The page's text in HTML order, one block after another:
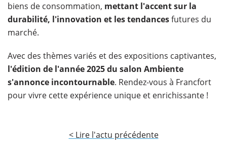
biens de consommation, mettant l'accent sur la
durabilité, l'innovation et les tendancesfutures du
marché.
Avec des thèmes variés et des expositions captivantes,
l'édition de l'année 2025 du salon Ambiente
s'annonce incontournable. Rendez-vous à Francfort
pour vivre cette expérience unique et enrichissante !
< Lire l'actu précédente